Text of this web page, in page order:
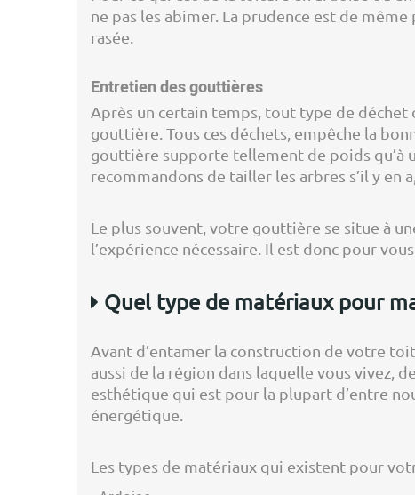
ne pas les abimer. La prudence est de
rasée.
Entretien des gouttières
Après un certain temps, tout type de déchet
gouttière. Tous ces déchets, empêche la
gouttière supporte tellement de poids qu’à
recommandons de tailler les arbres s’il y
Le plus souvent, votre gouttière se situe à
l’expérience nécessaire. Il est donc pour
Quel type de matériaux pour
Avant d’entamer la construction de votre
aussi de la région dans laquelle vous vivez,
esthétique qui est pour la plupart d’entre
énergétique.
Les types de matériaux qui existent pour